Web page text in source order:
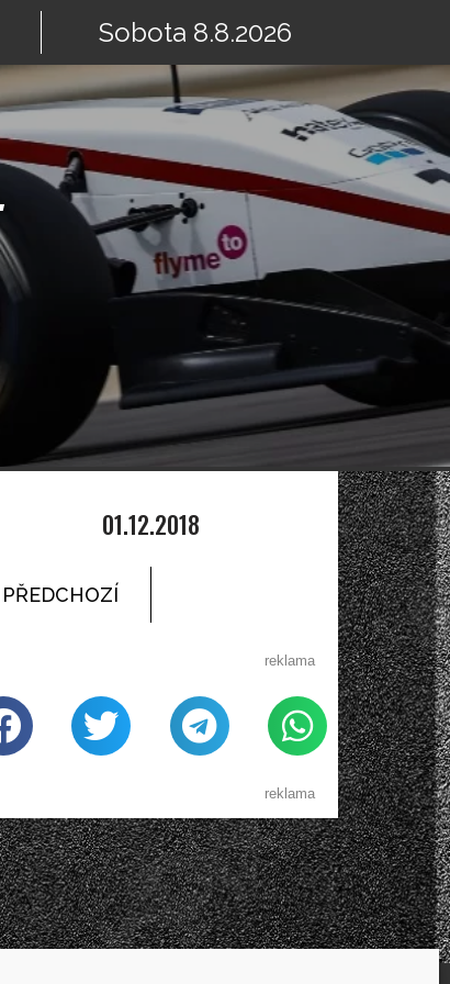
Sobota 8.8.2026
01.12.2018
PŘEDCHOZÍ
reklama
reklama